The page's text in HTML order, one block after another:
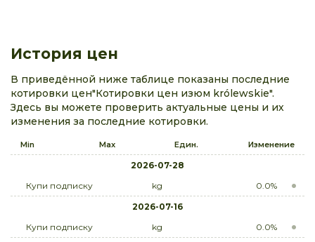
История цен
В приведённой ниже таблице показаны последние
котировки цен"Котировки цен изюм królewskie".
Здесь вы можете проверить актуальные цены и их
изменения за последние котировки.
Min Max Един. Изменение
2026-07-28
Купи подписку
kg
0.0%
2026-07-16
Купи подписку
kg
0.0%